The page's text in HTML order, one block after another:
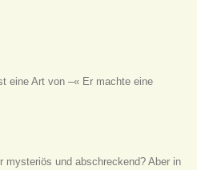
eine Art von –« Er machte eine
und abschreckend? Aber in